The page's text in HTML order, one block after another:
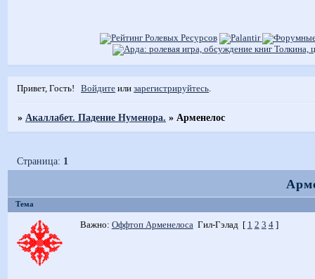
Привет, Гость! Войдите илизарегистрируйтесь.
» Акаллабет. Падение Нуменора. » Арменелос
Страница: 1
Тема
Важно: Оффтоп Арменелоса Гил-Гэлад [ 1 2 3 4 ]